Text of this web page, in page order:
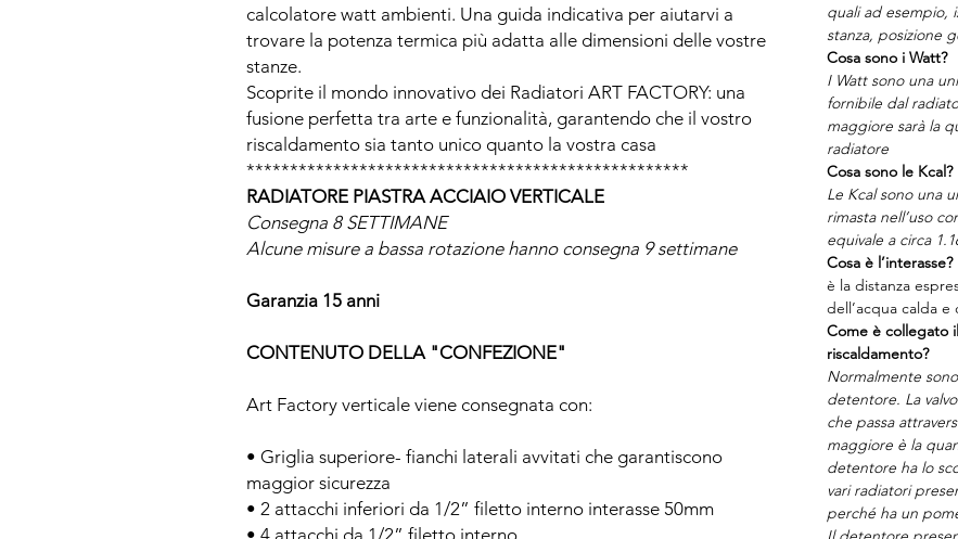
calcolatore watt ambienti. Una guida indicativa per aiutarvi a
trovare la potenza termica più adatta alle dimensioni delle vostre
stanze.
Scoprite il mondo innovativo dei Radiatori ART FACTORY: una
fusione perfetta tra arte e funzionalità, garantendo che il vostro
riscaldamento sia tanto unico quanto la vostra casa
***************************************************
RADIATORE PIASTRA ACCIAIO VERTICALE
Consegna 8 SETTIMANE
Alcune misure a bassa rotazione hanno consegna 9 settimane
Garanzia 15 anni
CONTENUTO DELLA "CONFEZIONE"
Art Factory verticale viene consegnata con:
• Griglia superiore- fianchi laterali avvitati che garantiscono
maggior sicurezza
• 2 attacchi inferiori da 1/2” filetto interno interasse 50mm
quali ad esempio,
stanza, posizione
Cosa sono i Watt?
I Watt sono una
fornibile dal
maggiore sarà la
radiatore
Cosa sono le Kcal?
Le Kcal sono una
rimasta nell’uso
equivale a circa
Cosa è l’interasse?
è la distanza
dell’acqua calda
Come è collegato
riscaldamento?
Normalmente
detentore. La
che passa
maggiore è la
detentore ha lo
vari radiatori
perché ha un